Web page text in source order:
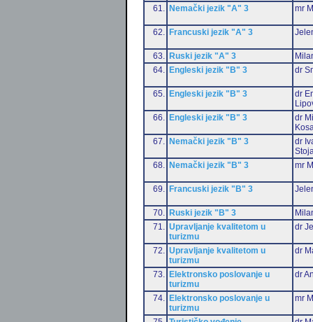
61.
Nemački jezik "A" 3 mr
62. Francuski jezik "A" 3
63. Ruski jezik "A" 3
64.
Engleski jezik "B" 3 dr
65. Engleski jezik "B" 3
dr
66.
Engleski jezik "B" 3
dr
67.
Nemački jezik "B" 3
dr
68.
Nemački jezik "B" 3 mr
69. Francuski jezik "B" 3
70. Ruski jezik "B" 3
71.
Upravljanje kvalitetom u
turizmu
dr
72.
Upravljanje kvalitetom u
turizmu
dr
73.
Elektronsko poslovanje u
turizmu
dr
74.
Elektronsko poslovanje u
turizmu
mr